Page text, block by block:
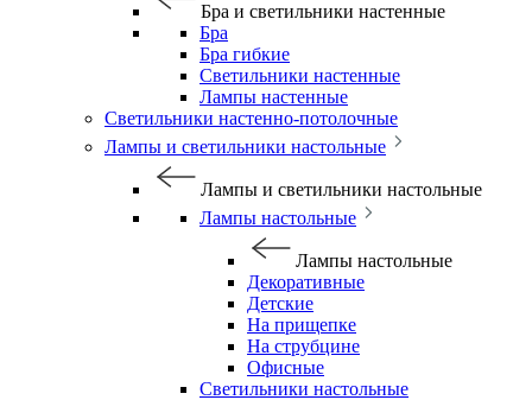
Бра и светильники настенные
Бра
Бра гибкие
Светильники настенные
Лампы настенные
Светильники настенно-потолочные
Лампы и светильники настольные
Лампы и светильники настольные
Лампы настольные
Лампы настольные
Декоративные
Детские
На прищепке
На струбцине
Офисные
Светильники настольные